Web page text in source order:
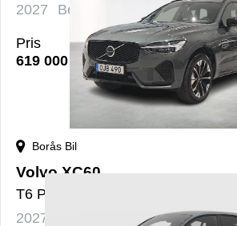
2027
Bensin+El Automat nybil
Pris
619 000
kr
Borås Bil
Volvo XC60
T6 Plus Dark Nordic Edition - Demo
2027
Automat nybil